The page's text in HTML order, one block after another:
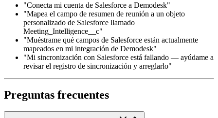
"Conecta mi cuenta de Salesforce a Demodesk"
"Mapea el campo de resumen de reunión a un objeto
personalizado de Salesforce llamado
Meeting_Intelligence__c"
"Muéstrame qué campos de Salesforce están actualmente
mapeados en mi integración de Demodesk"
"Mi sincronización con Salesforce está fallando — ayúdame a
revisar el registro de sincronización y arreglarlo"
Preguntas frecuentes